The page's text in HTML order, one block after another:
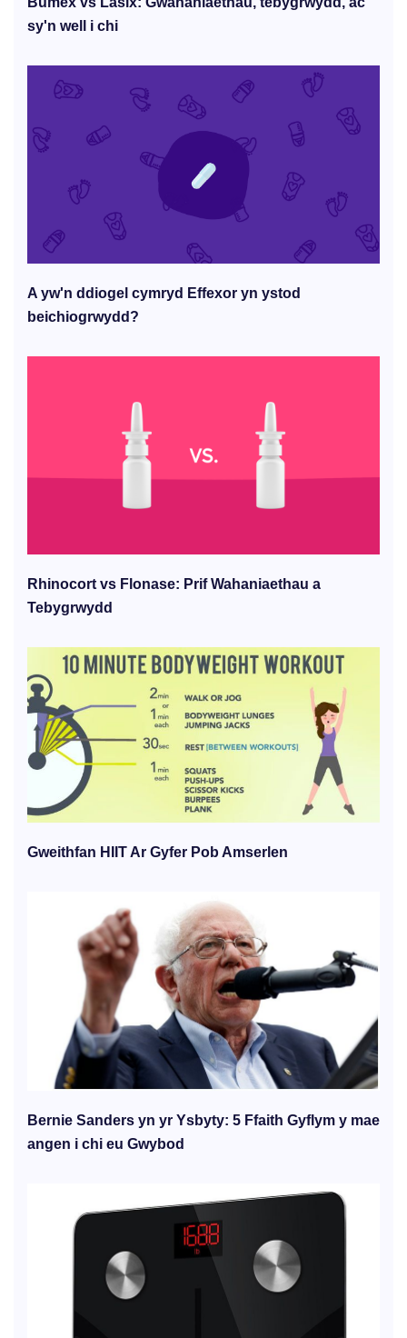
sy'n well i chi
A yw'n ddiogel cymryd Effexor yn ystod
beichiogrwydd?
Rhinocort vs Flonase: Prif Wahaniaethau a
Tebygrwydd
Gweithfan HIIT Ar Gyfer Pob Amserlen
Bernie Sanders yn yr Ysbyty: 5 Ffaith Gyflym y mae
angen i chi eu Gwybod